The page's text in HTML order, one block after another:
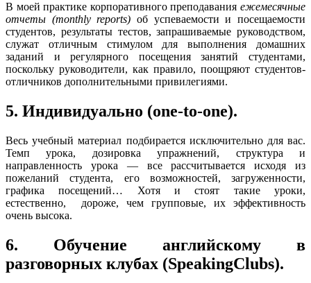
В моей практике корпоративного преподавания ежемесячные
отчеты (monthlyreports) об успеваемости и посещаемости
студентов, результаты тестов, запрашиваемые руководством,
служат отличным стимулом для выполнения домашних
заданий и регулярного посещения занятий студентами,
поскольку руководители, как правило, поощряют студентов-
отличников дополнительными привилегиями.
5. Индивидуально (one-to-one).
Весь учебный материал подбирается исключительно для вас.
Темп урока, дозировка упражнений, структура и
направленность урока — все рассчитывается исходя из
пожеланий студента, его возможностей, загруженности,
графика посещений… Хотя и стоят такие уроки,
естественно, дороже, чем групповые, их эффективность
очень высока.
6. Обучение английскому в
разговорных клубах (SpeakingClubs).